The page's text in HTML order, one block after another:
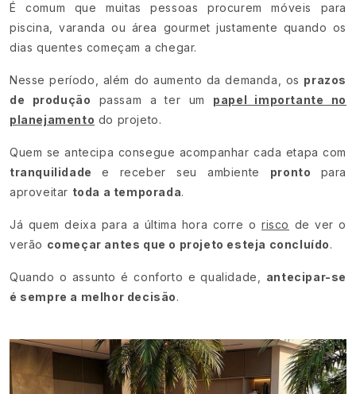
É comum que muitas pessoas procurem móveis para
piscina, varanda ou área gourmet justamente quando os
dias quentes começam a chegar.
Nesse período, além do aumento da demanda, os prazos
de produção passam a ter um papel importante no
planejamento do projeto.
Quem se antecipa consegue acompanhar cada etapa com
tranquilidade e receber seu ambiente pronto para
aproveitar toda a temporada.
Já quem deixa para a última hora corre orisco de ver o
verão começar antes que o projeto esteja concluído.
Quando o assunto é conforto e qualidade, antecipar-se
é sempre a melhor decisão.